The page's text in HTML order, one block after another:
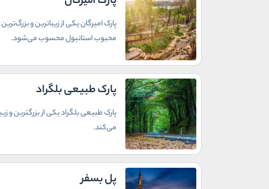
پارک امیرگان یکی از زیباترین و
محبوب استانبول محسوب می‌شود.
پارک طبیعی بلگراد
پارک طبیعی بلگراد یکی از بزرگترین
می‌کند.
پل بسفر